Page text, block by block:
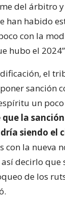
del árbitro y
han habido
con la
hubo el
el
sanción
un
que la
siendo el
con la nueva
decirlo que
de los